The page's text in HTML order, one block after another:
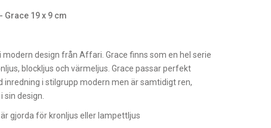
Grace 19 x 9 cm
modern design från Affari. Grace finns som en hel serie
blockljus och värmeljus. Grace passar perfekt
inredning i stilgrupp modern men är samtidigt ren,
sin design.
gjorda för kronljus eller lampettljus